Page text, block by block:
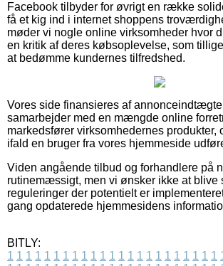
Facebook tilbyder for øvrigt en række
få et kig ind i internet shoppens
møder vi nogle online virksomheder hvor
en kritik af deres købsoplevelse, som
at bedømme kundernes tilfredshed.
Vores side finansieres af
samarbejder med en mængde online
markedsfører virksomhedernes produkter,
ifald en bruger fra vores hjemmeside
Viden angående tilbud og forhandlere på
rutinemæssigt, men vi ønsker ikke at blive
reguleringer der potentielt er
gang opdaterede hjemmesidens
BITLY:
1 1 1 1 1 1 1 1 1 1 1 1 1 1 1 1 1 1 1 1 1 1 1